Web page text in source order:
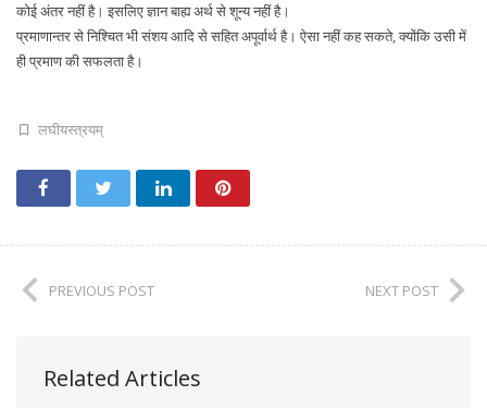
कोई अंतर नहीं है। इसलिए ज्ञान बाह्य अर्थ से शून्य नहीं है।
प्रमाणान्तर से निश्चित भी संशय आदि से सहित अपूर्वार्थ है। ऐसा नहीं कह सकते, क्योंकि उसी में
ही प्रमाण की सफलता है।
लघीयस्त्रयम्
PREVIOUS POST NEXT POST
Related Articles